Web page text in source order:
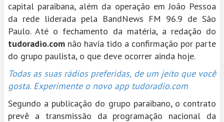
capital paraibana, além da operação em João Pessoa
da rede liderada pela BandNews FM 96.9 de São
Paulo. Até o fechamento da matéria, a redação do
tudoradio.com não havia tido a confirmação por parte
do grupo paulista, o que deve ocorrer ainda hoje.
Todas as suas rádios preferidas, de um jeito que você
gosta. Experimente o novo app tudoradio.com
Segundo a publicação do grupo paraibano, o contrato
prevê a transmissão da programação nacional da